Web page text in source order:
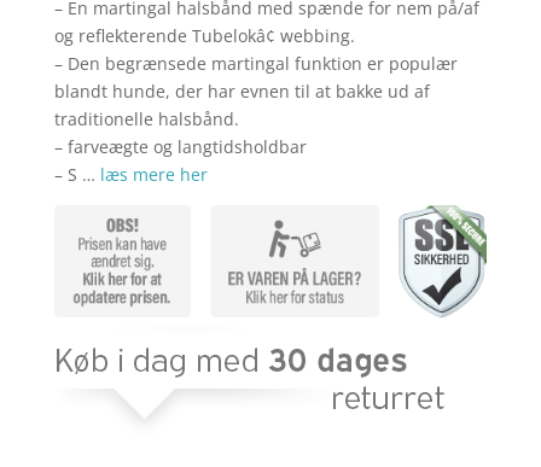
– En martingal halsbånd med spænde for nem på/af
og reflekterende Tubelokâ¢ webbing.
– Den begrænsede martingal funktion er populær
blandt hunde, der har evnen til at bakke ud af
traditionelle halsbånd.
– farveægte og langtidsholdbar
– S … læs mere her